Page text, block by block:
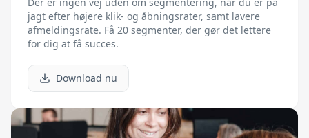
jagt efter højere klik- og åbningsrater, samt lavere
afmeldingsrate. Få 20 segmenter, der gør det lettere
for dig at få succes.
Download nu